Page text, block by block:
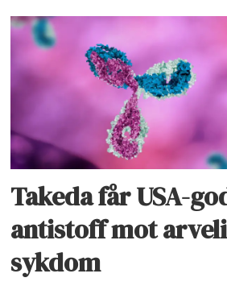
Takeda får USA-
antistoff mot
sykdom